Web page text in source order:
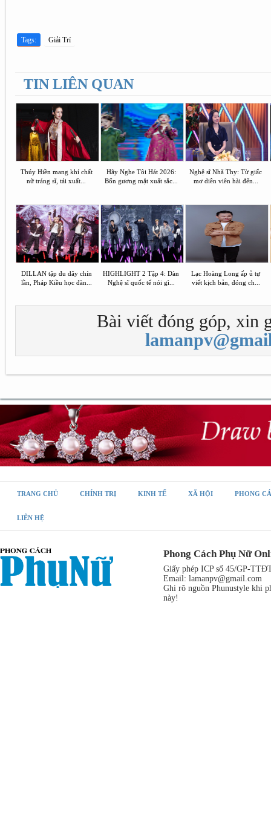
Tags: Giải Trí
TIN LIÊN QUAN
Thúy Hiền mang khí chất
nữ tráng sĩ, tái xuất...
Hãy Nghe Tôi Hát 2026:
Bốn gương mặt xuất sắc...
Nghệ sĩ Nhã Thy: Từ giấc
mơ diễn viên hài đến...
DILLAN tập đu dây chín
lần, Pháp Kiều học đàn...
HIGHLIGHT 2 Tập 4: Dàn
Nghệ sĩ quốc tế nói gì...
Lạc Hoàng Long ấp ủ tự
viết kịch bản, đóng ch...
Bài viết đóng góp, xin
TRANG CHỦ CHÍNH TRỊ KINH TẾ XÃ HỘI PHONG
LIÊN HỆ
Phong Cách Phụ Nữ
Giấy phép ICP số 45/GP-
Email: lamanpv@gmail.com
Ghi rõ nguồn Phunustyle khi
này!